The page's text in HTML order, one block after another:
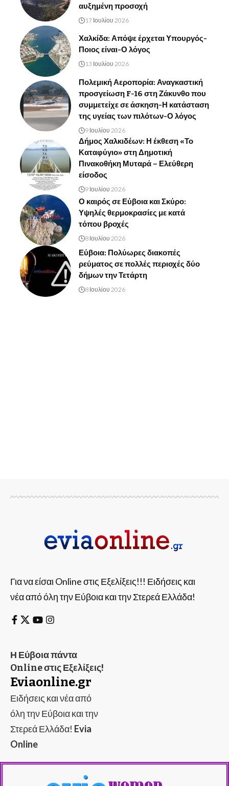
αυξημένη προσοχή
17 Ιουλίου 2026
Χαλκίδα: Απόψε έρχεται Υπουργός-
Ποιος είναι-Ο λόγος
13 Ιουλίου 2026
Πολεμική Αεροπορία: Αναγκαστική
προσγείωση F-16 στη Ζάκυνθο που
συμμετείχε σε άσκηση-Η κατάσταση
της υγείας των πιλότων-Ο λόγος
9 Ιουλίου 2026
Δήμος Χαλκιδέων: Η έκθεση «Το
Καταφύγιο» στη Δημοτική
Πινακοθήκη Μυταρά – Ελεύθερη
είσοδος
9 Ιουλίου 2026
Ο καιρός σε Εύβοια και Σκύρο:
Υψηλές θερμοκρασίες με κατά
τόπου βροχές
8 Ιουλίου 2026
Εύβοια: Πολύωρες διακοπές
ρεύματος σε πολλές περιοχές δύο
δήμων την Τετάρτη
8 Ιουλίου 2026
Για να είσαι Online στις Εξελίξεις!!! Ειδήσεις και
νέα από όλη την Εύβοια και την Στερεά Ελλάδα!
Η Εύβοια πάντα
Online στις Εξελίξεις!
Eviaonline.gr
Ειδήσεις και νέα από
όλη την Εύβοια και την
Στερεά Ελλάδα! Evia
Online